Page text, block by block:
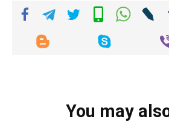
You may